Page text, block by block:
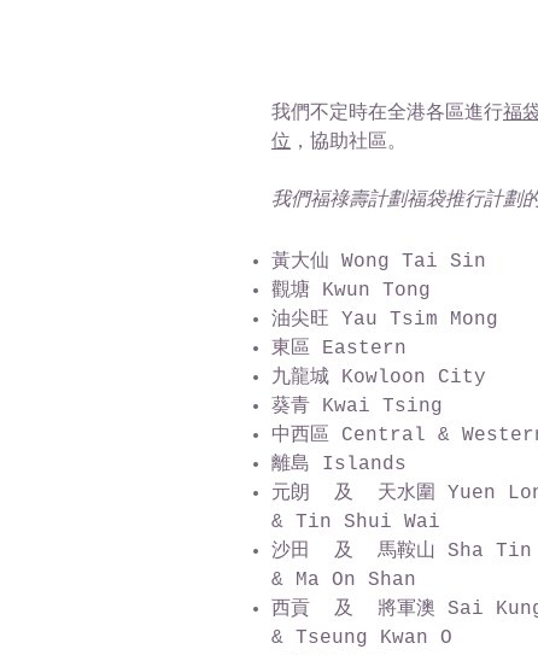
我們不定時在全港各區進行福
位 ，協助社區。
我們福祿壽計劃福袋推行計劃
黃大仙 Wong Tai Sin
觀塘 Kwun Tong
油尖旺 Yau Tsim Mong
東區 Eastern
九龍城 Kowloon City
葵青 Kwai Tsing
中西區 Central &
離島 Islands
元朗 及 天水圍
Yuen
& Tin Shui Wai
沙田 及 馬鞍山 Sha Tin
& Ma On Shan
西貢 及 將軍澳 Sai
& Tseung Kwan O